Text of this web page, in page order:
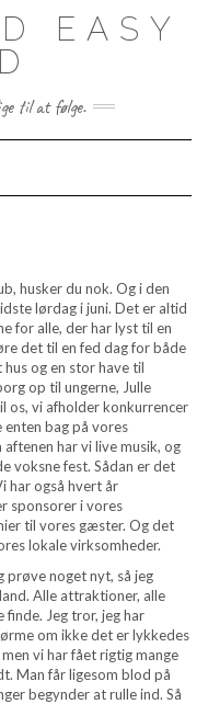
EASY
til at følge.
Navigation
husker du nok. Og i den
lørdag i juni. Det er altid
for alle, der har lyst til en
det til en fed dag for både
og en stor have til
op til ungerne, Julle
os, vi afholder konkurrencer
bag på vores
har vi live musik, og
voksne fest. Sådan er det
har også hvert år
sponsorer i vores
til vores gæster. Og det
lokale virksomheder.
prøve noget nyt, så jeg
Alle attraktioner, alle
finde. Jeg tror, jeg har
om ikke det er lykkedes
vi har fået rigtig mange
Man får ligesom blod på
begynder at rulle ind. Så